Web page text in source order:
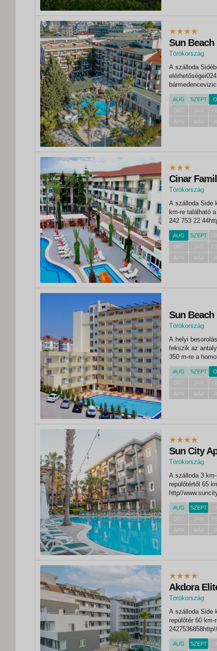
Sun Beach
Törökország
Side
A szálloda
műsoroktörök
AUG SZEPT
DEC
JAN
ÁPR
MÁJ
Cinar
Törökország
Side
A szálloda Side
km-re található
242 753 22
medence2
(ingyenes, a...
AUG SZEPT
DEC
JAN
ÁPR
MÁJ
Sun Beach
Törökország
Side
A helyi
fekszik az
350 m-re a
AUG SZEPT
DEC
JAN
ÁPR
MÁJ
Sun City
Törökország
Side
A szálloda 3
repülőtértől 65
http//
145, 130, 30
AUG SZEPT
DEC
JAN
ÁPR
MÁJ
Akdora
Törökország
Side
A szálloda Side
repülőtér 60
medence, 75
AUG SZEPT